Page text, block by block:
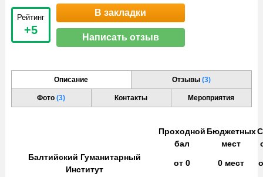
Рейтинг
+5
В закладки
Написать отзыв
Описание Отзывы (3)
Фото(3) Контакты Мероприятия
Проходной
бал
Бюджетных
мест
Балтийский Гуманитарный
Институт
от0 0 мест